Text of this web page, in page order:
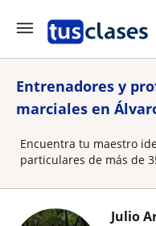
Entrenadores y
marciales en
Encuentra tu maestro
particulares de más de
Julio